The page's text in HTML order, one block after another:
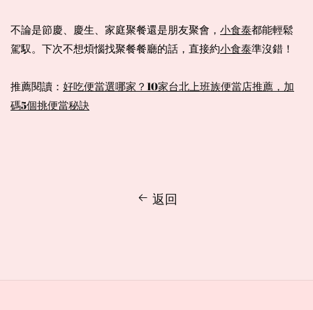
不論是節慶、慶生、家庭聚餐還是朋友聚會， 小食泰都能輕鬆
駕馭。下次不想煩惱找聚餐餐廳的話，直接約小食泰準沒錯！
推薦閱讀： 好吃便當選哪家？10家台北上班族便當店推薦，加
碼5個挑便當秘訣
返回